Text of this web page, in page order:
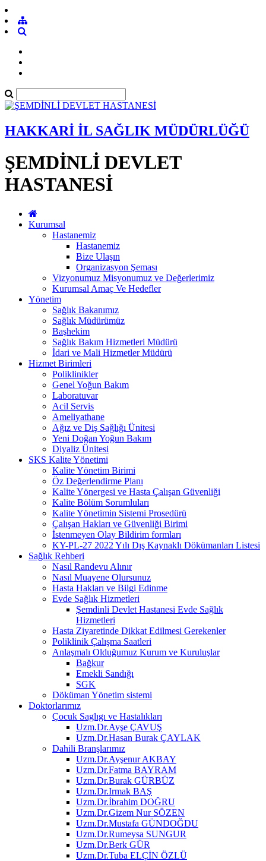
HAKKARİ İL SAĞLIK MÜDÜRLÜĞÜ
ŞEMDİNLİ DEVLET
HASTANESİ
Kurumsal
Hastanemiz
Hastanemiz
Bize Ulaşın
Organizasyon Şeması
Vizyonumuz Misyonumuz ve Değerlerimiz
Kurumsal Amaç Ve Hedefler
Yönetim
Sağlık Bakanımız
Sağlık Müdürümüz
Başhekim
Sağlık Bakım Hizmetleri Müdürü
İdari ve Mali Hizmetler Müdürü
Hizmet Birimleri
Poliklinikler
Genel Yoğun Bakım
Laboratuvar
Acil Servis
Ameliyathane
Ağız ve Diş Sağlığı Ünitesi
Yeni Doğan Yoğun Bakım
Diyaliz Ünitesi
SKS Kalite Yönetimi
Kalite Yönetim Birimi
Öz Değerlendirme Planı
Kalite Yönergesi ve Hasta Çalışan Güvenliği
Kalite Bölüm Sorumluları
Kalite Yönetimin Sistemi Prosedürü
Çalışan Hakları ve Güvenliği Birimi
İstenmeyen Olay Bildirim formları
KY-PL-27 2022 Yılı Dış Kaynaklı Dökümanları Listesi
Sağlık Rehberi
Nasıl Randevu Alınır
Nasıl Muayene Olursunuz
Hasta Hakları ve Bilgi Edinme
Evde Sağlık Hizmetleri
Şemdinli Devlet Hastanesi Evde Sağlık
Hizmetleri
Hasta Ziyaretinde Dikkat Edilmesi Gerekenler
Poliklinik Çalışma Saatleri
Anlaşmalı Olduğumuz Kurum ve Kuruluşlar
Bağkur
Emekli Sandığı
SGK
Döküman Yönetim sistemi
Doktorlarımız
Çocuk Saglıgı ve Hastalıkları
Uzm.Dr.Ayşe ÇAVUŞ
Uzm.Dr.Hasan Burak ÇAYLAK
Dahili Branşlarımız
Uzm.Dr.Ayşenur AKBAY
Uzm.Dr.Fatma BAYRAM
Uzm.Dr.Burak GÜRBÜZ
Uzm.Dr.Irmak BAŞ
Uzm.Dr.İbrahim DOĞRU
Uzm.Dr.Gizem Nur SÖZEN
Uzm.Dr.Mustafa GÜNDOĞDU
Uzm.Dr.Rumeysa SUNGUR
Uzm.Dr.Berk GÜR
Uzm.Dr.Tuba ELÇİN ÖZLÜ